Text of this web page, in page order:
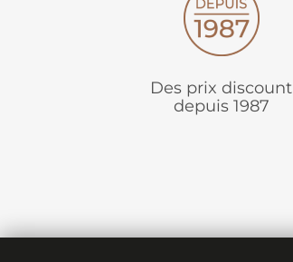
Des prix discount
depuis 1987